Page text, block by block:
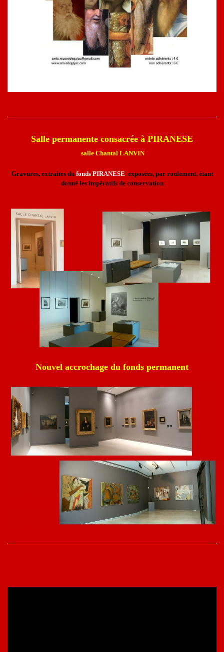
Salle permanente consacrée à PIRANESE
salle Chantal LANVIN
Gravures, extraites du fonds PIRANESE exposées, par roulement, étant
donné les impératifs de conservation
Nouvel accrochage du fonds permanent